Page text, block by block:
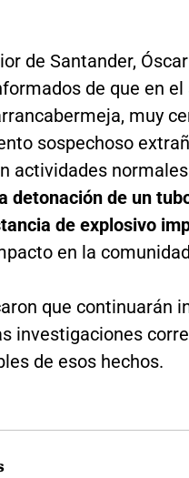
de Santander,
de que en
muy
sospechoso
actividades
detonación de un
de explosivo
en la
que continuarán
investigaciones
de esos hechos.